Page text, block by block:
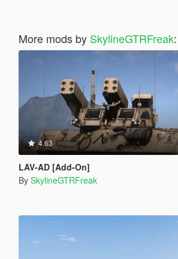
More mods by SkylineGTRFreak:
4.63
LAV-AD [Add-On]
By SkylineGTRFreak